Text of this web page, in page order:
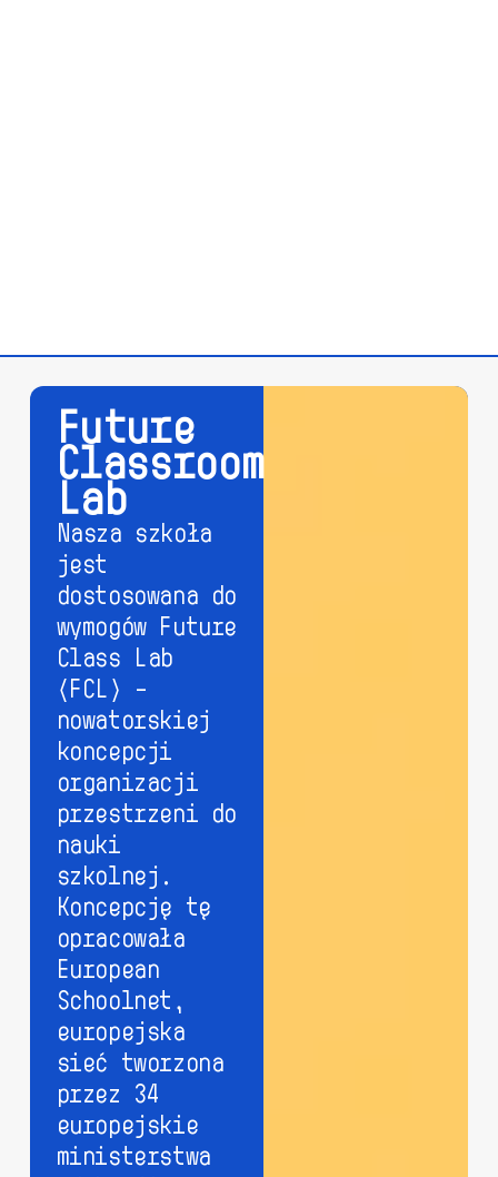
Future
Classroom
Lab
Nasza szkoła
jest
dostosowana do
wymogów Future
Class Lab
(FCL) –
nowatorskiej
koncepcji
organizacji
przestrzeni do
nauki
szkolnej.
Koncepcję tę
opracowała
European
Schoolnet,
europejska
sieć tworzona
przez 34
europejskie
ministerstwa